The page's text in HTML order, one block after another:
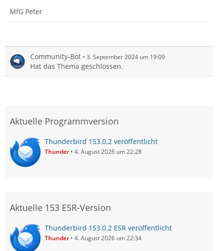
MfG Peter
Community-Bot 3. September 2024 um 19:09
Hat das Thema geschlossen.
Aktuelle Programmversion
Thunderbird 153.0.2 veröffentlicht
Thunder 4. August 2026 um 22:28
Aktuelle 153 ESR-Version
Thunderbird 153.0.2 ESR veröffentlicht
Thunder 4. August 2026 um 22:34